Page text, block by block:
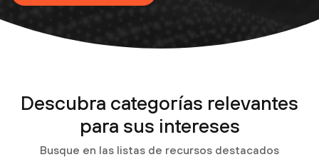
Descubra categorías relevantes
para sus intereses
Busque en las listas de recursos destacados